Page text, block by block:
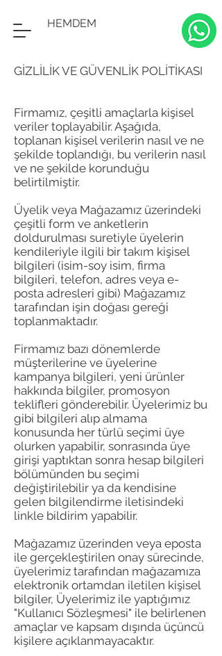
HEMDEM
GİZLİLİK VE GÜVENLİK POLİTİKASI
Firmamız, çeşitli amaçlarla kişisel
veriler toplayabilir. Aşağıda,
toplanan kişisel verilerin nasıl ve ne
şekilde toplandığı, bu verilerin nasıl
ve ne şekilde korunduğu
belirtilmiştir.
Üyelik veya Mağazamız üzerindeki
çeşitli form ve anketlerin
doldurulması suretiyle üyelerin
kendileriyle ilgili bir takım kişisel
bilgileri (isim-soy isim, firma
bilgileri, telefon, adres veya e-
posta adresleri gibi) Mağazamız
tarafından işin doğası gereği
toplanmaktadır.
Firmamız bazı dönemlerde
müşterilerine ve üyelerine
kampanya bilgileri, yeni ürünler
hakkında bilgiler, promosyon
teklifleri gönderebilir. Üyelerimiz bu
gibi bilgileri alıp almama
konusunda her türlü seçimi üye
olurken yapabilir, sonrasında üye
girişi yaptıktan sonra hesap bilgileri
bölümünden bu seçimi
değiştirilebilir ya da kendisine
gelen bilgilendirme iletisindeki
linkle bildirim yapabilir.
Mağazamız üzerinden veya eposta
ile gerçekleştirilen onay sürecinde,
üyelerimiz tarafından mağazamıza
elektronik ortamdan iletilen kişisel
bilgiler, Üyelerimiz ile yaptığımız
"Kullanıcı Sözleşmesi" ile belirlenen
amaçlar ve kapsam dışında üçüncü
kişilere açıklanmayacaktır.